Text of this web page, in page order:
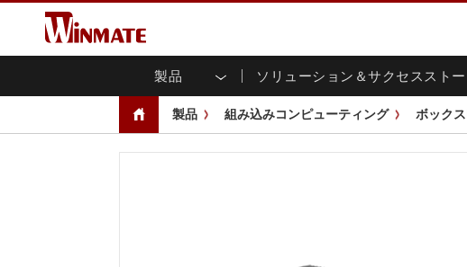
製品 ソリューション＆サクセススト
企業モビリティコンピュータ
頑丈なノートパソコン
堅牢タブレットコントローラー
産業用ディ
マルチタッチ (P-
堅牢なロボットコントローラ AI対応
農業
交通
会社概要 投資家情報
保証 ダウンロー
マーケティングポータル
ファイル共有
新製品情報 ニュースレ
展示会・イベント
Youtubeチ
製品 組み込みコンピューティング ボック